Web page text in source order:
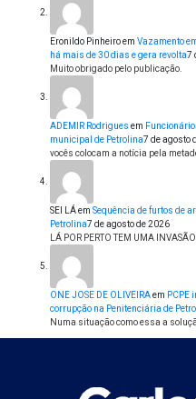
Eronildo Pinheiroem Vazamento
há mais de 30 dias e gera revolta7
Muito obrigado pelo publicação.
ADEMIR Rodrigues em
municipal de Petrolina7 de agosto
vocês colocam a notícia pela
SEI LÁem Sequência de furtos de
Petrolina7 de agosto de 2026
LÁ POR PERTO TEM UMA
ONE JOSE DE OLIVEIRAem PCPE
corrupção na Penitenciária de
Numa situação como essa a